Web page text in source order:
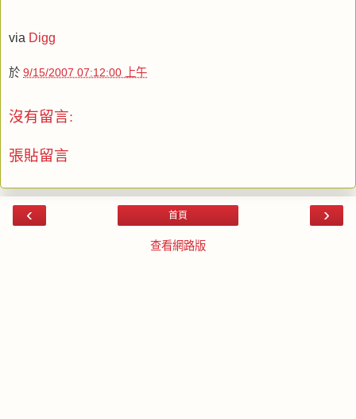
via Digg
於 9/15/2007 07:12:00 上午
沒有留言:
張貼留言
‹ ›
首頁
查看網路版